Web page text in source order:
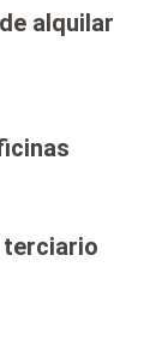
alquilar
terciario